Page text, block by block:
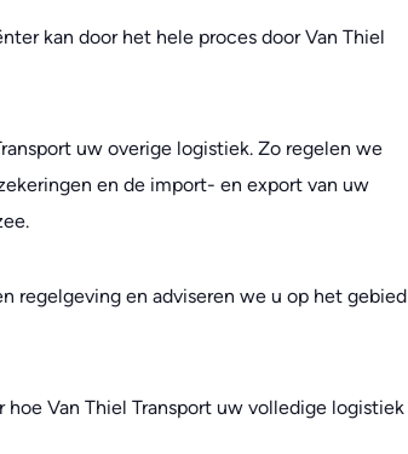
kan door het hele proces door Van Thiel
uw overige logistiek. Zo regelen we
en de import- en export van uw
regelgeving en adviseren we u op het gebied
Van Thiel Transport uw volledige logistiek